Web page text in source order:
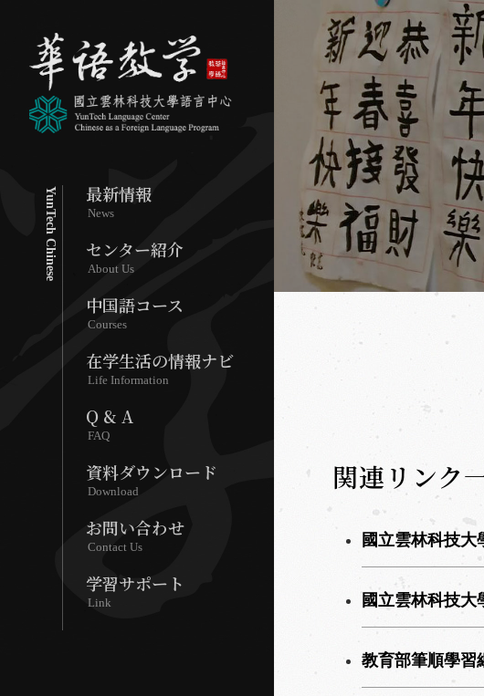
YunTech Chinese 最新情報
News
センター紹介
About Us
中国語コース
Courses
在学生活の情報ナビ
Life Information
Q & A
FAQ
資料ダウンロード
Download
お問い合わせ
Contact Us
学習サポート
Link
関連リンク
國立雲林科技大
國立雲林科技大
教育部筆順學習